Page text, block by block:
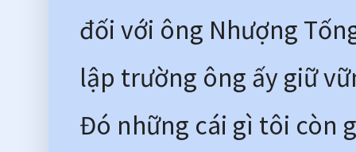
đối với ông Nhượng
lập trường ông ấy giữ
Đó những cái gì tôi còn